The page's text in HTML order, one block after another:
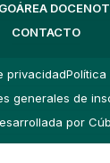
ÁREA DOCE
CONTACTO
privacidadPolítica
generales de
por